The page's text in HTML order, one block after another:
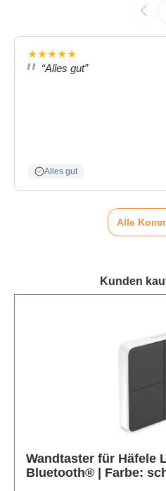
★★★★★
“Alles gut”
Alles gut
Alle
Kunden
Wandtaster für Häfele
Bluetooth® | Farbe: